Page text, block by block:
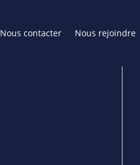
Nous contacter Nous rejoindre